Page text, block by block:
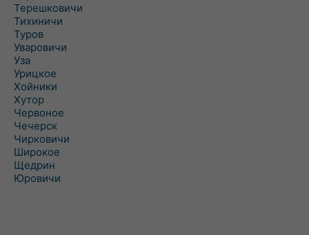
Терешковичи
Тихиничи
Туров
Уваровичи
Уза
Урицкое
Хойники
Хутор
Червоное
Чечерск
Чирковичи
Широкое
Щедрин
Юровичи